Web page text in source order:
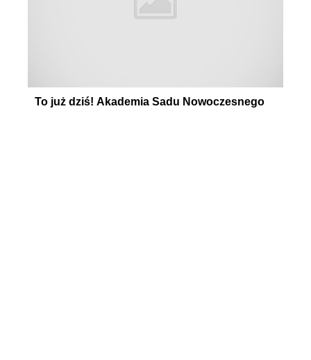
To już dziś! Akademia Sadu Nowoczesnego